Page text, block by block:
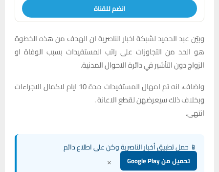
انضم للقناة
وبيّن عبد الحميد لشبكة اخبار الناصرية ان الهدف من هذه الخطوة
هو الحد من التجاوزات على راتب المستفيدات بسبب الوفاة او
الزواج دون التأشير في دائرة الاحوال المدنية.
واضاف، انه تم امهال المستفيدات مدة 10 ايام لاكمال الاجراءات
وبخلاف ذلك سيعرضهن لقطع الاعانة .
انتهى.
📱 حمل تطبيق أخبار الناصرية وكن على اطلاع دائم
تحميل من Google Play ×